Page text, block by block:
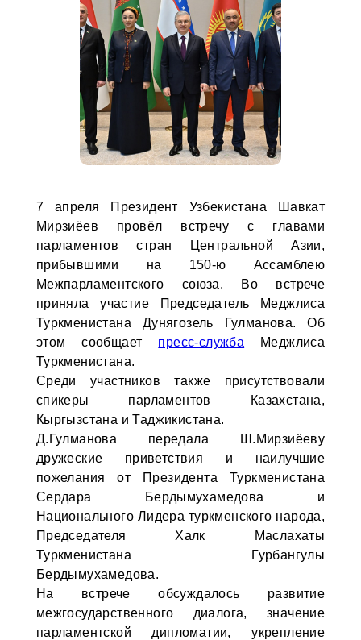
7 апреля Президент Узбекистана Шавкат
Мирзиёев провёл встречу с главами
парламентов стран Центральной Азии,
прибывшими на 150-ю Ассамблею
Межпарламентского союза. Во встрече
приняла участие Председатель Меджлиса
Туркменистана Дунягозель Гулманова. Об
этом сообщает пресс-служба Меджлиса
Туркменистана.
Среди участников также присутствовали
спикеры парламентов Казахстана,
Кыргызстана и Таджикистана.
Д.Гулманова передала Ш.Мирзиёеву
дружеские приветствия и наилучшие
пожелания от Президента Туркменистана
Сердара Бердымухамедова и
Национального Лидера туркменского народа,
Председателя Халк Маслахаты
Туркменистана Гурбангулы
Бердымухамедова.
На встрече обсуждалось развитие
межгосударственного диалога, значение
парламентской дипломатии, укрепление